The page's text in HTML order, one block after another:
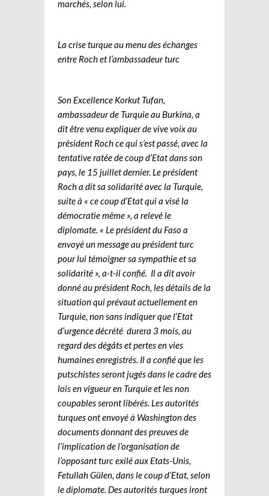
marchés, selon lui.
La crise turque au menu des échanges
entre Roch et l’ambassadeur turc
Son Excellence Korkut Tufan,
ambassadeur de Turquie au Burkina, a
dit être venu expliquer de vive voix au
président Roch ce qui s’est passé, avec la
tentative ratée de coup d’Etat dans son
pays, le 15 juillet dernier. Le président
Roch a dit sa solidarité avec la Turquie,
suite à « ce coup d’Etat qui a visé la
démocratie même », a relevé le
diplomate. « Le président du Faso a
envoyé un message au président turc
pour lui témoigner sa sympathie et sa
solidarité », a-t-il confié. Il a dit avoir
donné au président Roch, les détails de la
situation qui prévaut actuellement en
Turquie, non sans indiquer que l’Etat
d’urgence décrété durera 3 mois, au
regard des dégâts et pertes en vies
humaines enregistrés. Il a confié que les
putschistes seront jugés dans le cadre des
lois en vigueur en Turquie et les non
coupables seront libérés. Les autorités
turques ont envoyé à Washington des
documents donnant des preuves de
l’implication de l’organisation de
l’opposant turc exilé aux Etats-Unis,
Fetullah Gülen, dans le coup d’Etat, selon
le diplomate. Des autorités turques iront